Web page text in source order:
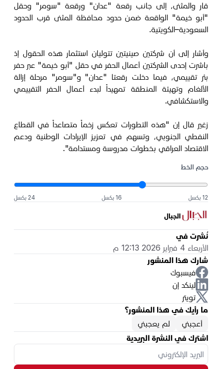
قار والمثنى، إلى جانب رقعة "عدان" ورقعة "سومر" وحقل
"أبو خيمة" الواقعة ضمن حدود محافظة المثنى قرب الحدود
السعودية–الكويتية.
وأشار إلى أن شركتين صينيتين تتوليان استثمار هذه الحقول إذ
باشرت إحدى الشركتين أعمال الحفر في حقل "أبو خيمة" عبر حفر
بئر تقييمي، فيما دخلت رقعتا "عدان" و"سومر" مرحلة إزالة
الألغام وتهيئة المنطقة تمهيداً لبدء أعمال الحفر التقييمي
والاستكشافي.
زغير قال إن "هذه التطورات تعكس زخماً متصاعداً في القطاع
النفطي الجنوبي، وتسهم في تعزيز الإيرادات الوطنية ودعم
الاقتصاد العراقي بخطوات مدروسة ومستدامة".
حجم الخط
12 بكسل 16 بكسل 24 بكسل
الجبال
نُشرت في
الأربعاء 4 فبراير 2026 12:13 م
شارك هذا المنشور
فيسبوك
لينكد إن
تويتر
ما رأيك في هذا المنشور؟
أعجبني
لم يعجبني
اشترك في النشرة البريدية